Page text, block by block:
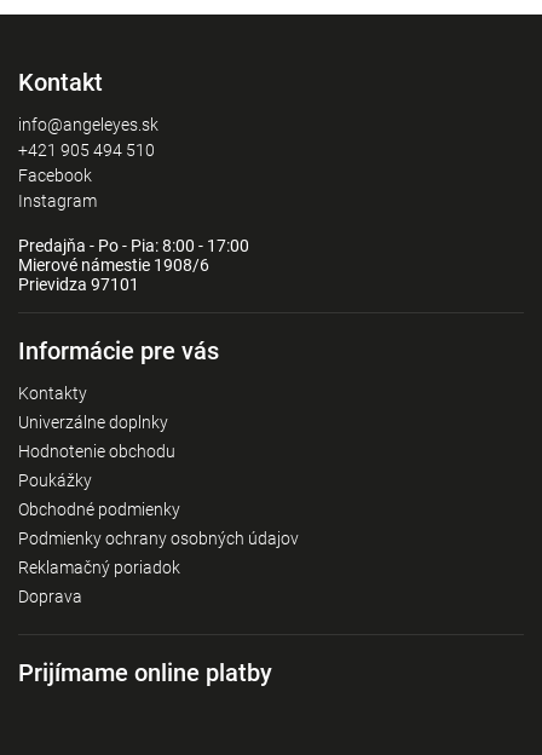
Kontakt
info@angeleyes.sk
+421 905 494 510
Facebook
Instagram
Predajňa - Po - Pia: 8:00 - 17:00
Mierové námestie 1908/6
Prievidza 97101
Informácie pre vás
Kontakty
Univerzálne doplnky
Hodnotenie obchodu
Poukážky
Obchodné podmienky
Podmienky ochrany osobných údajov
Reklamačný poriadok
Doprava
Prijímame online platby